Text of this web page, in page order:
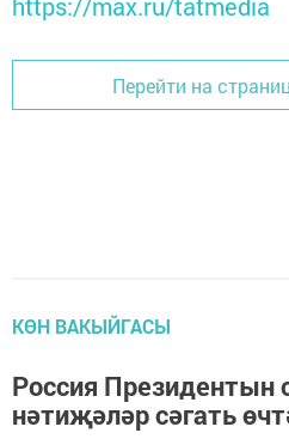
Перейти на
КӨН ВАКЫЙГАСЫ
Россия Президентын
нәтиҗәләр сәгать